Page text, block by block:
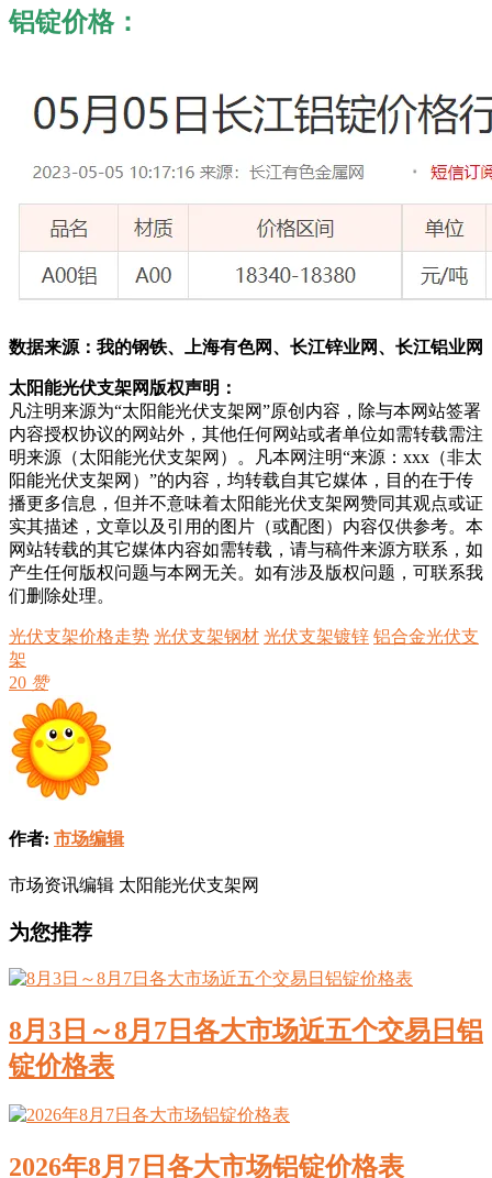
铝锭价格：
数据来源：我的钢铁、上海有色网、长江锌业网、长江铝业网
太阳能光伏支架网版权声明：
凡注明来源为“太阳能光伏支架网”原创内容，除与本网站签署
内容授权协议的网站外，其他任何网站或者单位如需转载需注
明来源（太阳能光伏支架网）。凡本网注明“来源：xxx（非太
阳能光伏支架网）”的内容，均转载自其它媒体，目的在于传
播更多信息，但并不意味着太阳能光伏支架网赞同其观点或证
实其描述，文章以及引用的图片（或配图）内容仅供参考。本
网站转载的其它媒体内容如需转载，请与稿件来源方联系，如
产生任何版权问题与本网无关。如有涉及版权问题，可联系我
们删除处理。
光伏支架价格走势 光伏支架钢材 光伏支架镀锌 铝合金光伏支
架
20 赞
作者: 市场编辑
市场资讯编辑 太阳能光伏支架网
为您推荐
8月3日～8月7日各大市场近五个交易日铝
锭价格表
2026年8月7日各大市场铝锭价格表